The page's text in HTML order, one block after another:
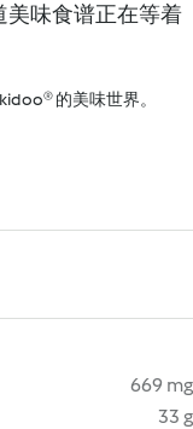
美味食谱正在等着
的美味世界。
669 mg
33 g